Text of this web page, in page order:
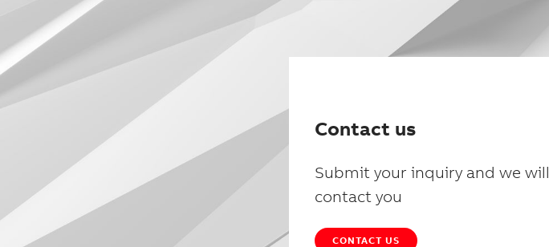
Contact us
Submit your inquiry and we will
contact you
CONTACT US